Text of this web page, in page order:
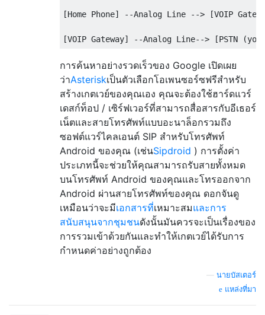
[Home Phone] --Analog Line --> [VOIP
การค้นหาอย่างรวดเร็วของ Google เปิดเผย
ว่าAsteriskเป็นตัวเลือกโอเพนซอร์ซฟรีสำหรับ
สร้างเกตเวย์ของคุณเอง คุณจะต้องใช้ฮาร์ดแวร์
เดสก์ท็อป / เซิร์ฟเวอร์ที่สามารถสื่อสารกับอีเธอร์
เน็ตและสายโทรศัพท์แบบอะนาล็อกรวมถึง
ซอฟต์แวร์ไคลเอนต์ SIP สำหรับโทรศัพท์
Android ของคุณ (เช่นSipdroid ) การตั้งค่า
ประเภทนี้จะช่วยให้คุณสามารถรับสายทั้งหมด
บนโทรศัพท์ Android ของคุณและโทรออกจาก
Android ผ่านสายโทรศัพท์ของคุณ ดอกจันดู
เหมือนว่าจะมีเอกสารที่เหมาะสมและการ
สนับสนุนจากชุมชนดังนั้นมันควรจะเป็นเรื่องของ
การรวมเข้าด้วยกันและทำให้เกตเวย์ได้รับการ
กำหนดค่าอย่างถูกต้อง
นายบัสเตอร์
แหล่งที่มา